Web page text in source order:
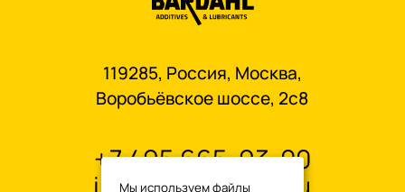
119285, Россия, Москва,
Воробьёвское шоссе, 2с8
+7 495 665-93-00
Мы используем файлы